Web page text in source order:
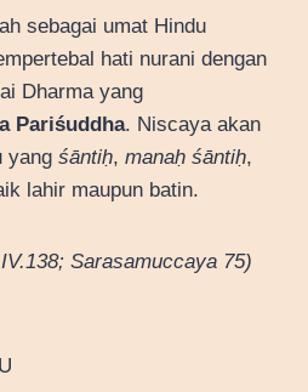
sebagai umat Hindu
hati nurani dengan
Dharma yang
Pariśuddha. Niscaya akan
yang śāntiḥ, manaḥ śāntiḥ,
lahir maupun batin.
Sarasamuccaya 75)